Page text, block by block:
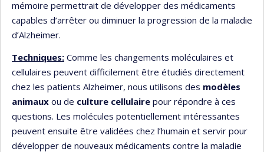
mémoire permettrait de développer des médicaments
capables d’arrêter ou diminuer la progression de la maladie
d’Alzheimer.
Techniques: Comme les changements moléculaires et
cellulaires peuvent difficilement être étudiés directement
chez les patients Alzheimer, nous utilisons des modèles
animaux ou de culture cellulaire pour répondre à ces
questions. Les molécules potentiellement intéressantes
peuvent ensuite être validées chez l’humain et servir pour
développer de nouveaux médicaments contre la maladie